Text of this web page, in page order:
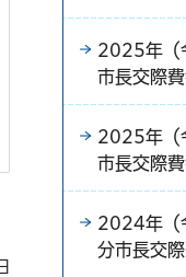
2025年（
市長交際
2025年（
市長交際
2024年（
分市長交